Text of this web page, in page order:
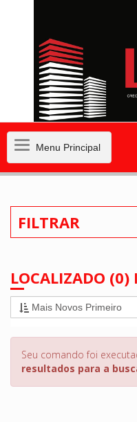
MenuMenu Principal
FILTRAR
LOCALIZADO (0)
Mais Novos Primeiro
Seu comando foi
resultados para a